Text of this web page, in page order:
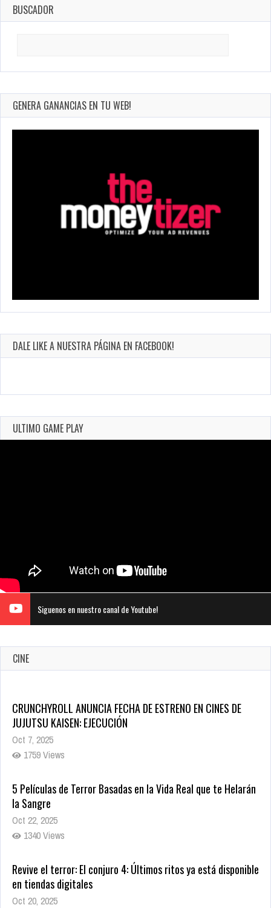
BUSCADOR
GENERA GANANCIAS EN TU WEB!
DALE LIKE A NUESTRA PÁGINA EN FACEBOOK!
ULTIMO GAME PLAY
Siguenos en nuestro canal de Youtube!
CINE
CRUNCHYROLL ANUNCIA FECHA DE ESTRENO EN CINES DE
Oct 7, 2025
1759 Views
5 Películas de Terror Basadas en la Vida Real que te Helarán
Oct 22, 2025
1340 Views
Revive el terror: El conjuro 4: Últimos ritos ya está disponible
Oct 20, 2025
1382 Views